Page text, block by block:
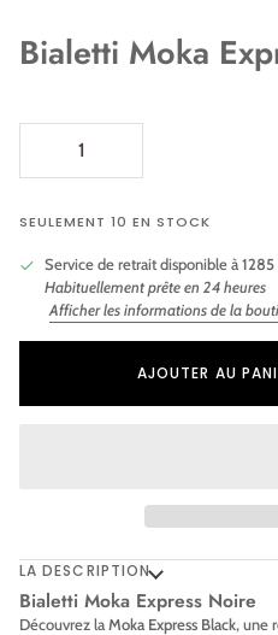
Bialetti Moka
SEULEMENT 10 EN STOCK
Service de retrait disponible à
Habituellement prête en 24 heures
Afficher les informations de la
AJOUTER AU
LA DESCRIPTION
Bialetti Moka Express Noire
Découvrez laMoka Express Black, une